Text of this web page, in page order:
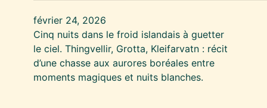
février 24, 2026
Cinq nuits dans le froid islandais à guetter
le ciel. Thingvellir, Grotta, Kleifarvatn : récit
d’une chasse aux aurores boréales entre
moments magiques et nuits blanches.